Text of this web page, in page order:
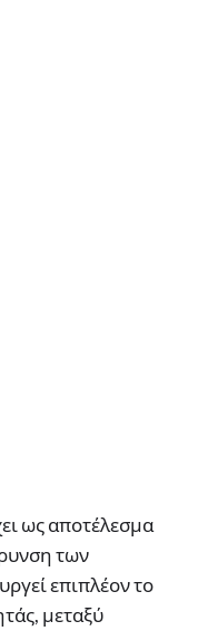
ως αποτέλεσμα
των
επιπλέον το
μεταξύ